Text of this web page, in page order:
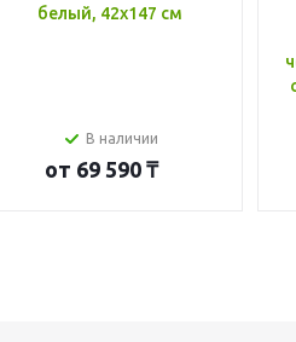
белый, 42x147 см
В наличии
от 69 590 ₸